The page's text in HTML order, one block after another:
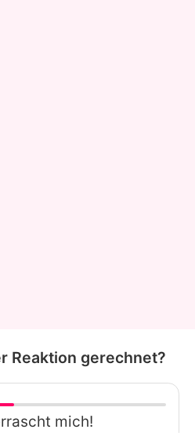
Reaktion gerechnet?
mich!